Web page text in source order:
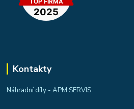
Kontakty
Náhradní díly - APM SERVIS